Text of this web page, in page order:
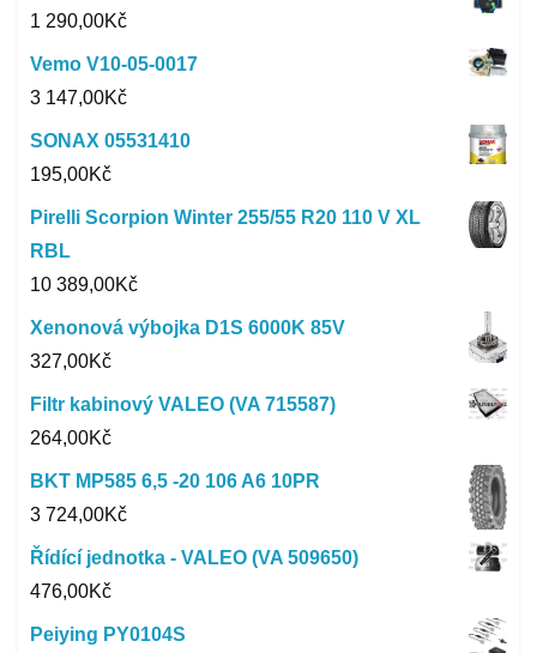
1 290,00Kč
Vemo V10-05-0017
3 147,00Kč
SONAX 05531410
195,00Kč
Pirelli Scorpion Winter 255/55 R20 110 V XL
RBL
10 389,00Kč
Xenonová výbojka D1S 6000K 85V
327,00Kč
Filtr kabinový VALEO (VA 715587)
264,00Kč
BKT MP585 6,5 -20 106 A6 10PR
3 724,00Kč
Řídící jednotka - VALEO (VA 509650)
476,00Kč
Peiying PY0104S